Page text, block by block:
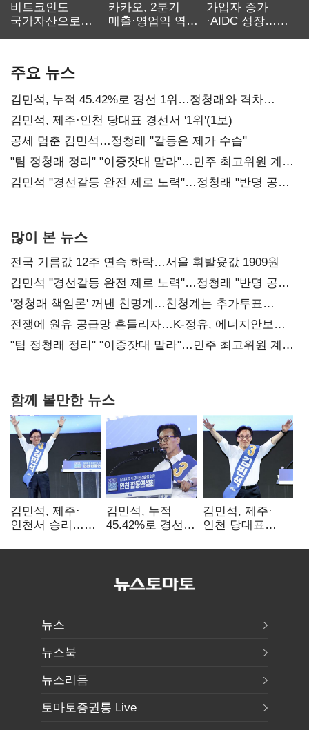
비트코인도
국가자산으로…'
카카오, 2분기
매출·영업익 역대
가입자 증가
·AIDC 성장…
주요 뉴스
김민석, 누적 45.42%로 경선 1위…정청래와 격차
0.86%p(2보)
김민석, 제주·인천 당대표 경선서 '1위'(1보)
공세 멈춘 김민석…정청래 "갈등은 제가 수습"
"팀 정청래 정리" "이중잣대 말라"…민주 최고위원 계파
다툼 격화
김민석 "경선갈등 완전 제로 노력"…정청래 "반명 공세
많이 본 뉴스
전국 기름값 12주 연속 하락…서울 휘발윳값 1909원
김민석 "경선갈등 완전 제로 노력"…정청래 "반명 공세
사과부터"
'정청래 책임론' 꺼낸 친명계…친청계는 추가투표
때리기
전쟁에 원유 공급망 흔들리자…K-정유, 에너지안보
핵심으로 재부상
"팀 정청래 정리" "이중잣대 말라"…민주 최고위원 계파
함께 볼만한 뉴스
김민석, 제주·
인천서 승리…
탈환'(종합)
김민석, 누적
45.42%로 경선
격차
김민석, 제주·
인천 당대표
뉴스
뉴스북
뉴스리듬
토마토증권통 Live